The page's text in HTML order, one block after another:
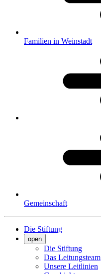
Familien in Weinstadt
Gemeinschaft
Die Stiftung
open
Die Stiftung
Das Leitungsteam
Unsere Leitlinien